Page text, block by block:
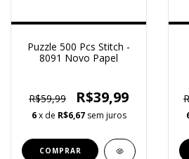
Puzzle 500 Pcs Stitch -
8091 Novo Papel
R$59,99 R$39,99
6 x de R$6,67 sem juros